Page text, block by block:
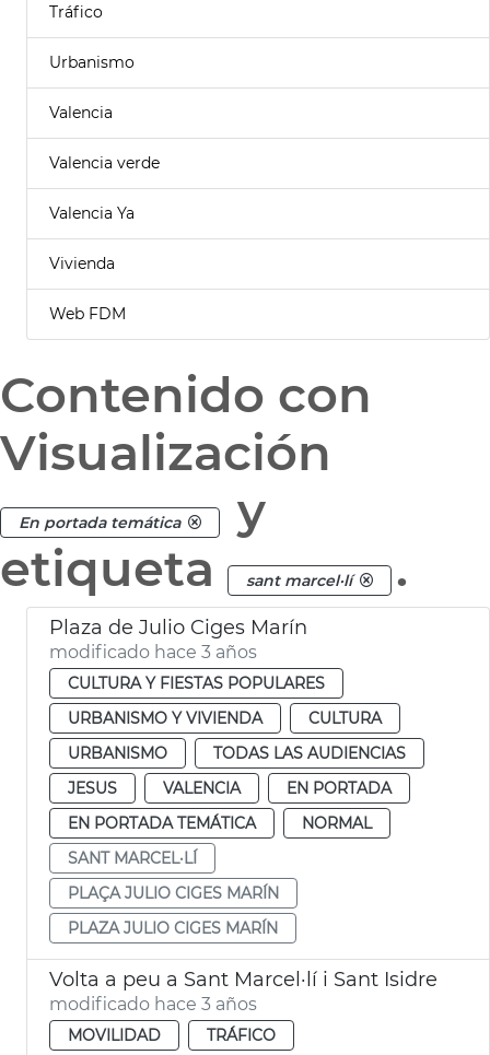
Tráfico
Urbanismo
Valencia
Valencia verde
Valencia Ya
Vivienda
Web FDM
Contenido con
Visualización
En portada temática
y
etiqueta
sant marcel·lí .
Plaza de Julio Ciges Marín
modificado hace 3 años
CULTURA Y FIESTAS POPULARES
URBANISMO Y VIVIENDA
CULTURA
URBANISMO
TODAS LAS AUDIENCIAS
JESUS
VALENCIA
EN PORTADA
EN PORTADA TEMÁTICA
NORMAL
SANT MARCEL·LÍ
PLAÇA JULIO CIGES MARÍN
PLAZA JULIO CIGES MARÍN
Volta a peu a Sant Marcel·lí i Sant Isidre
modificado hace 3 años
MOVILIDAD TRÁFICO